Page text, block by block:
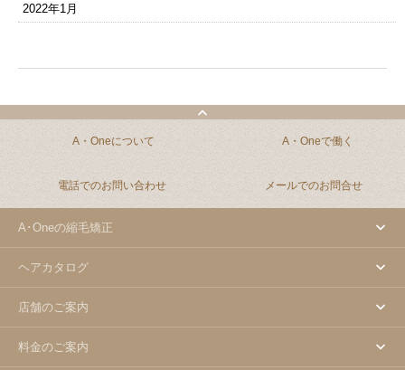
2022年1月
A・Oneについて A・Oneで働く
電話でのお問い合わせ メールでのお問合せ
A･Oneの縮毛矯正
ヘアカタログ
店舗のご案内
料金のご案内